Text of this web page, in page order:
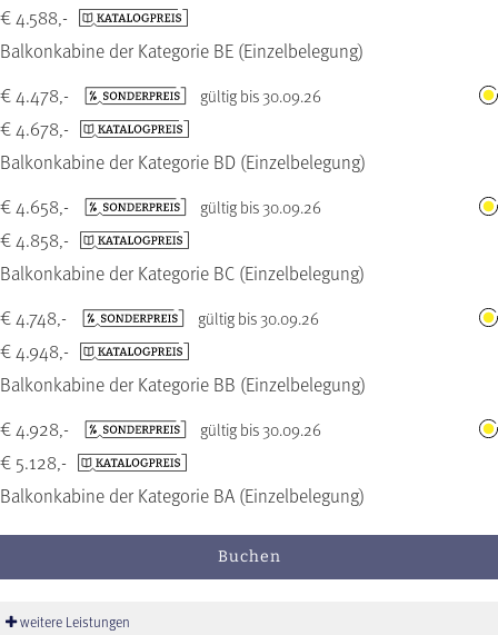
Balkonkabine der Kategorie BE (Einzelbelegung)
€ 4.588,-
Balkonkabine der Kategorie BD (Einzelbelegung)
€ 4.478,- gültig bis 30.09.26
€ 4.678,-
Balkonkabine der Kategorie BC (Einzelbelegung)
€ 4.658,- gültig bis 30.09.26
€ 4.858,-
Balkonkabine der Kategorie BB (Einzelbelegung)
€ 4.748,- gültig bis 30.09.26
€ 4.948,-
Balkonkabine der Kategorie BA (Einzelbelegung)
€ 4.928,- gültig bis 30.09.26
€ 5.128,-
Buchen
weitere Leistungen